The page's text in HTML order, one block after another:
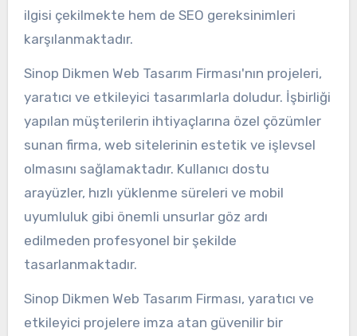
ilgisi çekilmekte hem de SEO gereksinimleri
karşılanmaktadır.
Sinop Dikmen Web Tasarım Firması'nın projeleri,
yaratıcı ve etkileyici tasarımlarla doludur. İşbirliği
yapılan müşterilerin ihtiyaçlarına özel çözümler
sunan firma, web sitelerinin estetik ve işlevsel
olmasını sağlamaktadır. Kullanıcı dostu
arayüzler, hızlı yüklenme süreleri ve mobil
uyumluluk gibi önemli unsurlar göz ardı
edilmeden profesyonel bir şekilde
tasarlanmaktadır.
Sinop Dikmen Web Tasarım Firması, yaratıcı ve
etkileyici projelere imza atan güvenilir bir